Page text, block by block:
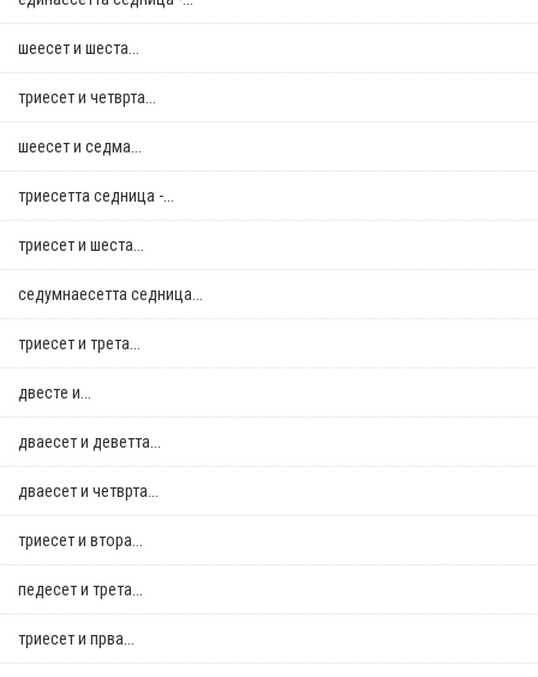
шеесет и шеста...
триесет и четврта...
шеесет и седма...
триесетта седница -...
триесет и шеста...
седумнаесетта седница...
триесет и трета...
двестe и...
дваесет и деветта...
дваесет и четврта...
триесет и втора...
педесет и трета...
триесет и прва...